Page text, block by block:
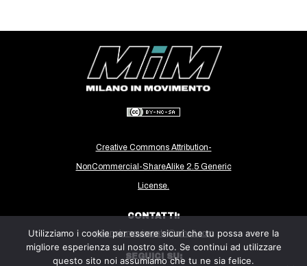
Creative Commons Attribution-
NonCommercial-ShareAlike 2.5 Generic
License.
CONTATTI:
milanoinmovimento@gmail.com
SEGUICI SU:
Utilizziamo i cookie per essere sicuri che tu possa avere la
migliore esperienza sul nostro sito. Se continui ad utilizzare
questo sito noi assumiamo che tu ne sia felice.